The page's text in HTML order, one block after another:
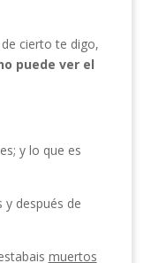
cierto te digo,
puede ver el
y lo que es
y después de
muertos